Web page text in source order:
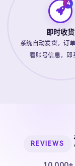
即时收货
系统自动发货，订
看账号信息，即
REVIEWS